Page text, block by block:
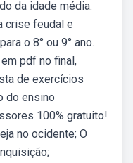
da idade média.
crise feudal e
o 8° ou 9° ano.
pdf no final,
de exercícios
do ensino
100% gratuito!
no ocidente; O